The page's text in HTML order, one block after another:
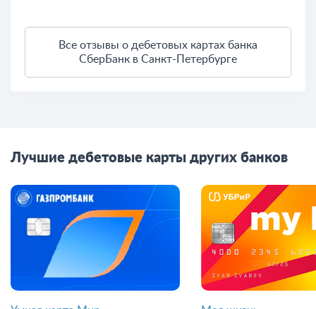
Все отзывы о дебетовых картах банка
СберБанк в Санкт-Петербурге
Лучшие дебетовые карты других банков